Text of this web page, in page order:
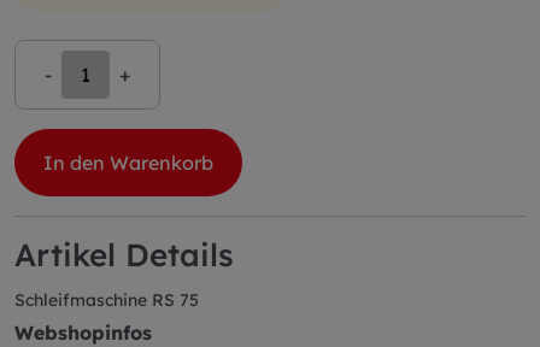
- +
In den Warenkorb
Artikel Details
Schleifmaschine RS 75
Webshopinfos